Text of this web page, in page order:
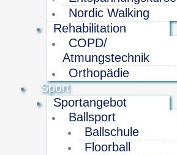
Nordic Walking
Rehabilitation
COPD/
Atmungstechnik
Orthopädie
Sport
Sportangebot
Ballsport
Ballschule
Floorball